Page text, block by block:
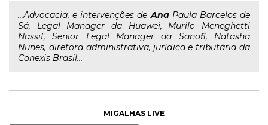
...Advocacia, e intervenções deAnaPaula Barcelos de
Sá, Legal Manager da Huawei, Murilo Meneghetti
Nassif, Senior Legal Manager da Sanofi, Natasha
Nunes, diretora administrativa, jurídica e tributária da
Conexis Brasil...
MIGALHAS LIVE